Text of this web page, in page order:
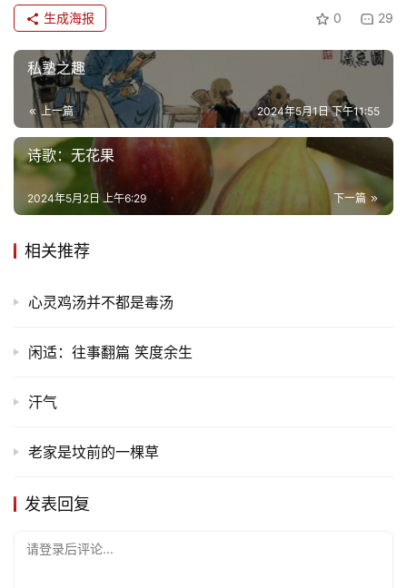
0 29
生成海报
私塾之趣
上一篇 2024年5月1日 下午11:55
诗歌：无花果
下一篇
2024年5月2日 上午6:29
相关推荐
心灵鸡汤并不都是毒汤
闲适：往事翻篇 笑度余生
汗气
老家是坟前的一棵草
发表回复
请登录后评论...